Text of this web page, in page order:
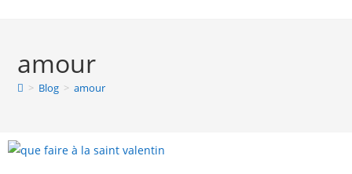
amour
> Blog > amour